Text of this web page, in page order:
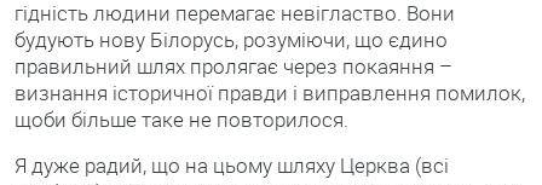
гідність людини перемагає невігластво. Вони
будують нову Білорусь, розуміючи, що єдино
правильний шлях пролягає через покаяння –
визнання історичної правди і виправлення помилок,
щоби більше таке не повторилося.
Я дуже радий, що на цьому шляху Церква (всі